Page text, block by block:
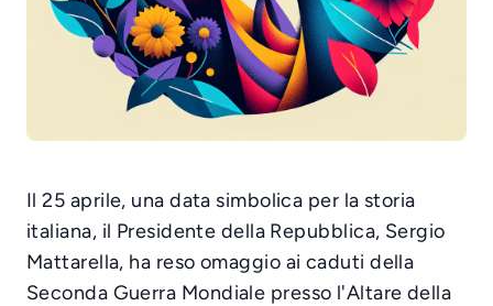
Il 25 aprile, una data simbolica per la storia
italiana, il Presidente della Repubblica, Sergio
Mattarella, ha reso omaggio ai caduti della
Seconda Guerra Mondiale presso l'Altare della